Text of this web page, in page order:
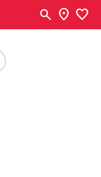
search location_on favorite